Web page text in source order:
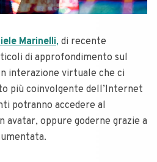
Marinelli, di recente
di approfondimento sul
interazione virtuale che ci
più coinvolgente dell’Internet
potranno accedere al
avatar, oppure goderne grazie a